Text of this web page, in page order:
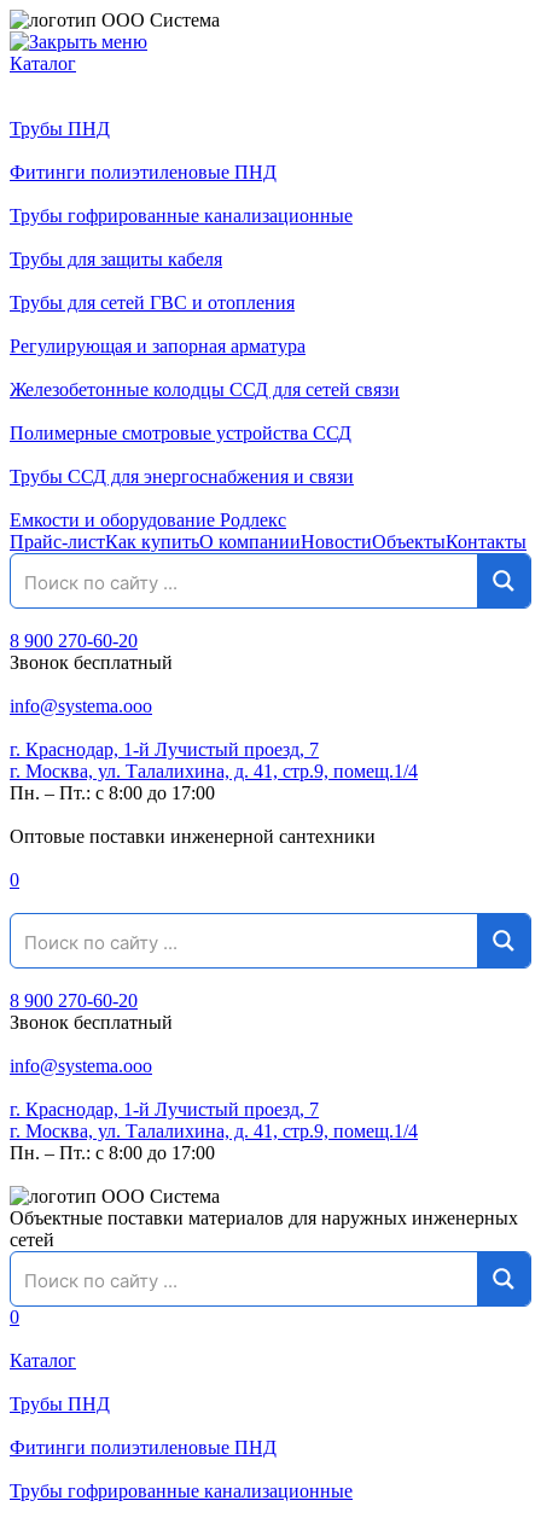
Каталог
Трубы ПНД
Фитинги полиэтиленовые ПНД
Трубы гофрированные канализационные
Трубы для защиты кабеля
Трубы для сетей ГВС и отопления
Регулирующая и запорная арматура
Железобетонные колодцы ССД для сетей связи
Полимерные смотровые устройства ССД
Трубы ССД для энергоснабжения и связи
Емкости и оборудование Родлекс
Прайс-листКак купитьО компанииНовостиОбъектыКонтакты
8 900 270-60-20
Звонок бесплатный
info@systema.ooo
г. Краснодар, 1-й Лучистый проезд, 7
г. Москва, ул. Талалихина, д. 41, стр.9, помещ.1/4
Пн. – Пт.: с 8:00 до 17:00
Оптовые поставки инженерной сантехники
0
8 900 270-60-20
Звонок бесплатный
info@systema.ooo
г. Краснодар, 1-й Лучистый проезд, 7
г. Москва, ул. Талалихина, д. 41, стр.9, помещ.1/4
Пн. – Пт.: с 8:00 до 17:00
Объектные поставки материалов для наружных инженерных
сетей
0
Каталог
Трубы ПНД
Фитинги полиэтиленовые ПНД
Трубы гофрированные канализационные